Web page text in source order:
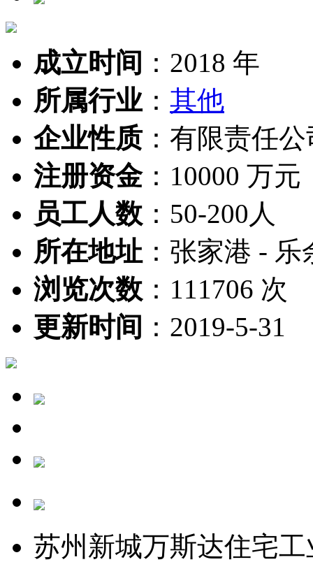
成立时间 ： 2018 年
所属行业： 其他
企业性质： 有限责任公
注册资金： 10000 万元
员工人数 ： 50-200人
所在地址 ： 张家港 - 乐
浏览次数 ： 111706 次
更新时间 ： 2019-5-31
苏州新城万斯达住宅